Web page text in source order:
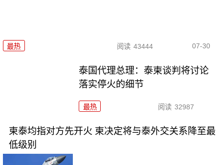
最热 阅读 43444 07-30
泰国代理总理：泰柬谈判将讨论
落实停火的细节
最热 阅读 32987
柬泰均指对方先开火 柬决定将与泰外交关系降至最
低级别